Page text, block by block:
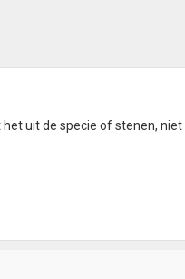
uit de specie of stenen, niet